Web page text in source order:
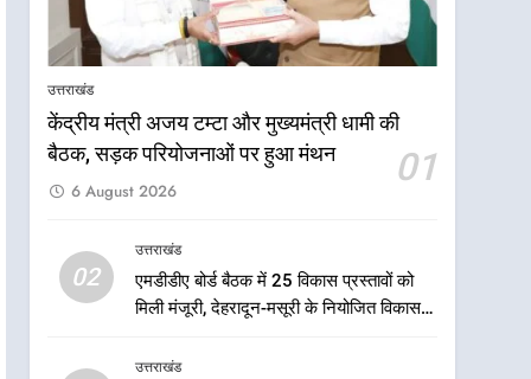
उत्तराखंड
केंद्रीय मंत्री अजय टम्टा और मुख्यमंत्री धामी की
बैठक, सड़क परियोजनाओं पर हुआ मंथन
01
6 August 2026
02
उत्तराखंड
एमडीडीए बोर्ड बैठक में 25 विकास प्रस्तावों को
मिली मंजूरी, देहरादून-मसूरी के नियोजित विकास
उत्तराखंड
आपदा के मलबे से उम्मीद की नई
सुबह, मुख्यमंत्री धामी ने ₹33
करोड़ के विकास और राहत कार्यों
भरोसे का प्रतीक
7
मंत्री गणेश जोशी ने किसानों से
संवाद कर उन्हें सरकार की विभिन्न
आह्वान किया
8
खेल मंत्री रेखा आर्या ने देवभूमि से
बुलंद किया 2036 ओलंपिक